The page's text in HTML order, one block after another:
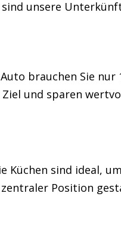
unsere
brauchen Sie nur
und sparen
Küchen sind ideal, um
Position